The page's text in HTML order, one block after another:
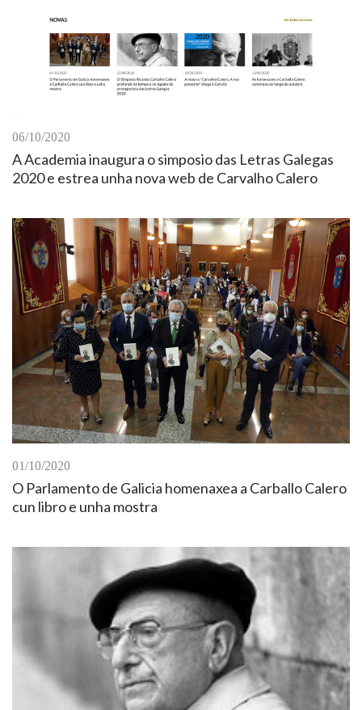
06/10/2020
A Academia inaugura o simposio das Letras Galegas
2020 e estrea unha nova web de Carvalho Calero
01/10/2020
O Parlamento de Galicia homenaxea a Carballo Calero
cun libro e unha mostra